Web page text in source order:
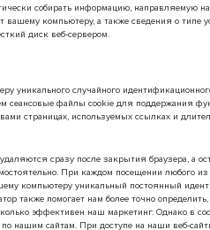
собирать информацию, направляемую
компьютеру, а также сведения о типе
диск веб-сервером.
случайного
файлы cookie для поддержания
страницах, используемых ссылках и
сразу после закрытия браузера, а
При каждом посещении любого
компьютеру уникальный постоянный
также помогает нам более точно
эффективен наш маркетинг. Однако в
нашим сайтам. При доступе на наши веб-